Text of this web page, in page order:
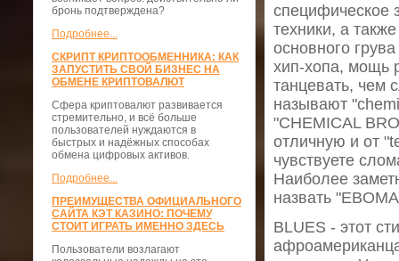
бронь подтверждена?
Подробнее...
СКРИПТ КРИПТООБМЕННИКА: КАК
ЗАПУСТИТЬ СВОЙ БИЗНЕС НА
ОБМЕНЕ КРИПТОВАЛЮТ
Сфера криптовалют развивается
стремительно, и всё больше
пользователей нуждаются в
быстрых и надёжных способах
обмена цифровых активов.
Подробнее...
ПРЕИМУЩЕСТВА ОФИЦИАЛЬНОГО
САЙТА КЭТ КАЗИНО: ПОЧЕМУ
СТОИТ ИГРАТЬ ИМЕННО ЗДЕСЬ
Пользователи возлагают
специфическое
техники, а
основного
хип-хопа, мощь
танцевать, чем
называют
"CHEMICAL
отличную и от
чувствуете
Наиболее
назвать
BLUES - этот